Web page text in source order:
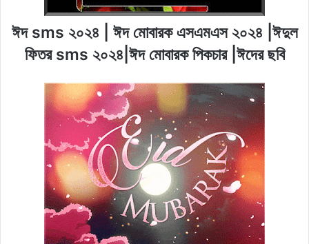
ঈদ sms ২০২৪ | ঈদ মোবারক এসএমএস ২০২৪ |ঈদুল
ফিতর sms ২০২৪|ঈদ মোবারক পিকচার |ঈদের ছবি